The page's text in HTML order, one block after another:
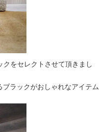
をセレクトさせて頂きまし
ラックがおしゃれなアイテム